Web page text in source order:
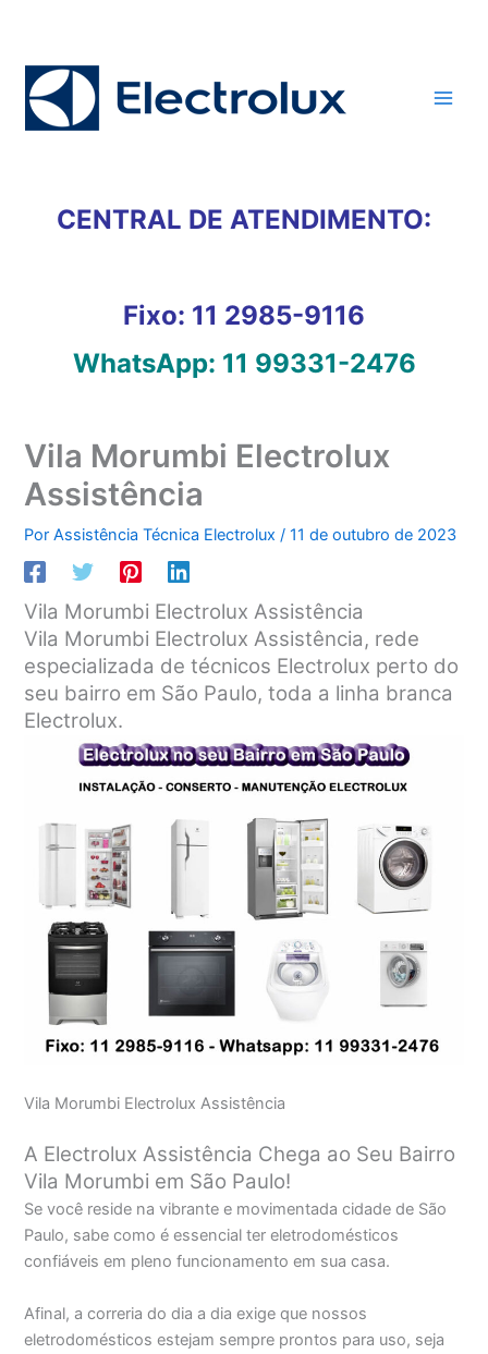
conteúdo
CENTRAL DE ATENDIMENTO:
Fixo: 11 2985-9116
WhatsApp: 11 99331-2476
Vila Morumbi Electrolux
Assistência
PorAssistência Técnica Electrolux/11 de outubro de 2023
Vila Morumbi Electrolux Assistência
Vila Morumbi Electrolux Assistência, rede
especializada de técnicos Electrolux perto do
seu bairro em São Paulo, toda a linha branca
Electrolux.
Vila Morumbi Electrolux Assistência
A Electrolux Assistência Chega ao Seu Bairro
Vila Morumbi em São Paulo!
Se você reside na vibrante e movimentada cidade de São
Paulo, sabe como é essencial ter eletrodomésticos
confiáveis em pleno funcionamento em sua casa.
Afinal, a correria do dia a dia exige que nossos
eletrodomésticos estejam sempre prontos para uso, seja